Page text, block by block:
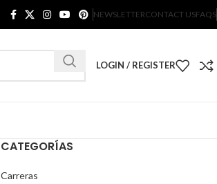
NEWSLETTERCONTACT USFAQS
LOGIN / REGISTER
CATEGORÍAS
Carreras